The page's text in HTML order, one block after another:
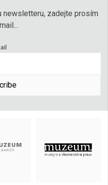
newsletteru, zadejte prosím